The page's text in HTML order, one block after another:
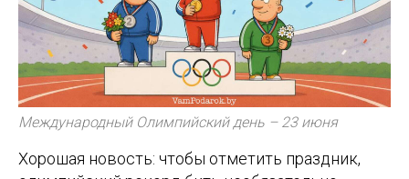
Международный Олимпийский день – 23 июня
Хорошая новость: чтобы отметить праздник,